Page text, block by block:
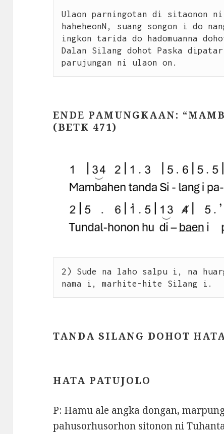
Ulaon parningotan di sitaonon
haheheonN, suang songon i do
ingkon tarida do hadomuanna
Dalan Silang dohot Paska
parujungan ni ulaon on.
ENDE PAMUNGKAAN:
(BETK 471)
2) Sude na laho salpu i, na
nama i, marhite-hite Silang i.
TANDA SILANG DOHOT
HATA PATUJOLO
P: Hamu ale angka dongan,
pahusorhusorhon sitonon ni